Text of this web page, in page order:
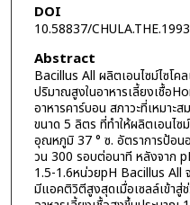
DOI
10.58837/
Abstract
Bacillus All ผลิตเอนไซม์ไซโค
ปริมาณสูงในอาหารเลี้ยงเชื้อ
อาหารคาร์บอน สภาวะที่เหมาะ
ขนาด 5 ลิตร ที่ทำให้ผลิตเอนไ
อุณหภูมิ 37 ° ซ. อัตราการป้อน
วน 300 รอบต่อนาที หลังจาก
1.5-1.6หน่วยpH Bacillus All
มีแอคติวิตีสูงสุดเมื่อเซลล์เข้า